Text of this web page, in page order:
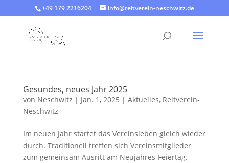
+49 179 2216204‬ info@reitverein-neschwitz.de
Gesundes, neues Jahr 2025
von Neschwitz | Jan. 1, 2025 | Aktuelles, Reitverein-
Neschwitz
Im neuen Jahr startet das Vereinsleben gleich wieder
durch. Traditionell treffen sich Vereinsmitglieder
zum gemeinsam Ausritt am Neujahres-Feiertag.